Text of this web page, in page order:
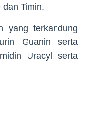
dan Timin.
yang terkandung
Guanin serta
Uracyl serta